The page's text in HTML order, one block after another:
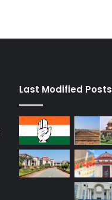
Last Modified Posts